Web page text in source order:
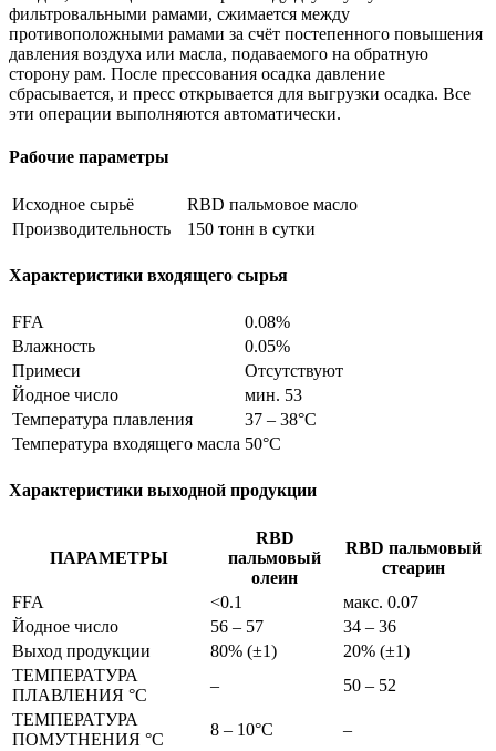
фильтровальными рамами, сжимается между
противоположными рамами за счёт постепенного повышения
давления воздуха или масла, подаваемого на обратную
сторону рам. После прессования осадка давление
сбрасывается, и пресс открывается для выгрузки осадка. Все
эти операции выполняются автоматически.
Рабочие параметры
Исходное сырьё
RBD пальмовое масло
Производительность
150 тонн в сутки
Характеристики входящего сырья
FFA
0.08%
Влажность
0.05%
Примеси
Отсутствуют
Йодное число
мин. 53
Температура плавления
37 – 38°C
Температура входящего масла 50°C
Характеристики выходной продукции
ПАРАМЕТРЫ
RBD
пальмовый
олеин
RBD пальмовый
стеарин
FFA
<0.1
макс. 0.07
Йодное число
56 – 57
34 – 36
Выход продукции
80% (±1)
20% (±1)
ТЕМПЕРАТУРА
ПЛАВЛЕНИЯ °C
–
50 – 52
ТЕМПЕРАТУРА
ПОМУТНЕНИЯ °C
8 – 10°C –